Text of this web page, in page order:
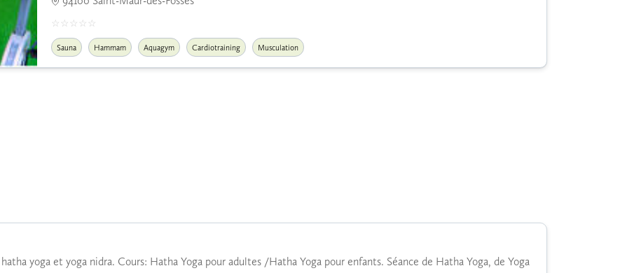
Sauna Hammam Aquagym Cardiotraining Musculation
yoga et yoga nidra. Cours: Hatha Yoga pour adultes /Hatha Yoga pour enfants. Séance de Hatha Yoga, de Yoga